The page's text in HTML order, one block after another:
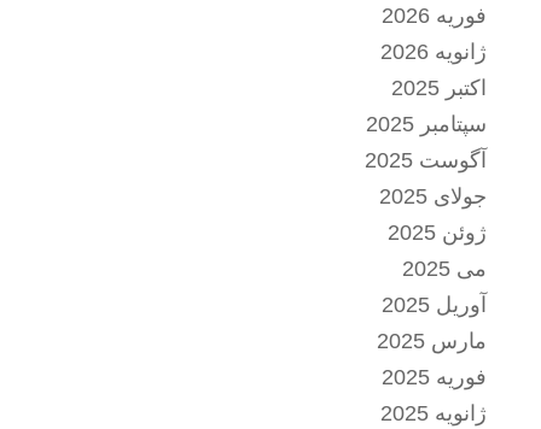
فوریه 2026
ژانویه 2026
اکتبر 2025
سپتامبر 2025
آگوست 2025
جولای 2025
ژوئن 2025
می 2025
آوریل 2025
مارس 2025
فوریه 2025
ژانویه 2025